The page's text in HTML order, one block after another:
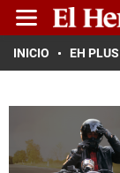
INICIO EH PLUS